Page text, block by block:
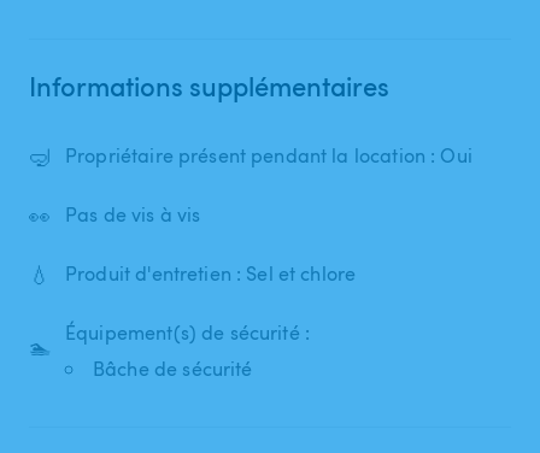
Informations supplémentaires
🤿 Propriétaire présent pendant la location : Oui
👀 Pas de vis à vis
💧 Produit d'entretien : Sel et chlore
🏊
Équipement(s) de sécurité :
Bâche de sécurité